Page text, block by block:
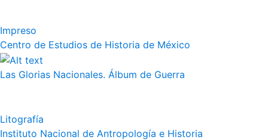
Impreso
Centro de Estudios de Historia de México
Las Glorias Nacionales. Álbum de Guerra
Litografía
Instituto Nacional de Antropología e Historia